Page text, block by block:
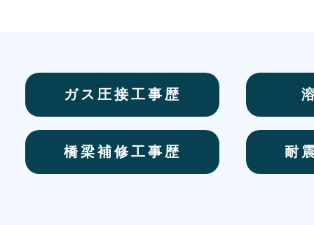
ガス圧接工事歴
橋梁補修工事歴 耐